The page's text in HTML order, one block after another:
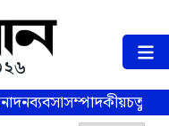
ব্যবসাসম্পাদকীয়